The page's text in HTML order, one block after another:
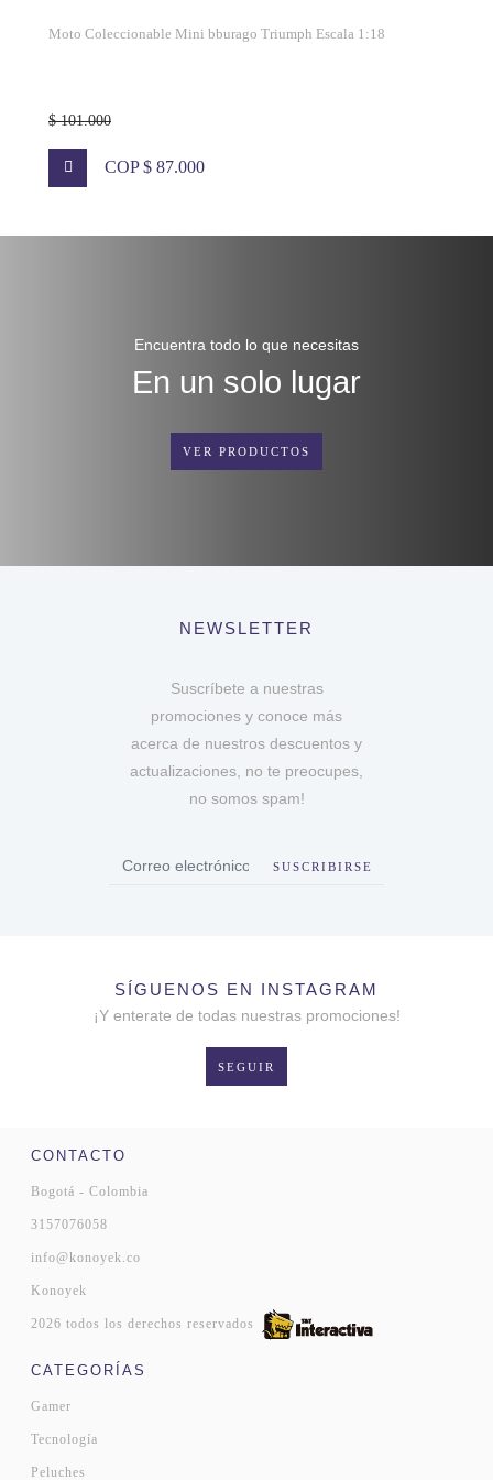
Moto Coleccionable Mini bburago Triumph Escala 1:18
$ 101.000
COP $ 87.000
Encuentra todo lo que necesitas
En un solo lugar
VER PRODUCTOS
NEWSLETTER
Suscríbete a nuestras
promociones y conoce más
acerca de nuestros descuentos y
actualizaciones, no te preocupes,
no somos spam!
SUSCRIBIRSE
SÍGUENOS EN INSTAGRAM
¡Y enterate de todas nuestras promociones!
SEGUIR
CONTACTO
Bogotá - Colombia
3157076058
info@konoyek.co
Konoyek
2026 todos los derechos reservados
CATEGORÍAS
Gamer
Tecnología
Peluches